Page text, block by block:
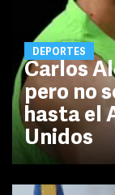
DEPORTES
Carlos
pero no
hasta el
Unidos